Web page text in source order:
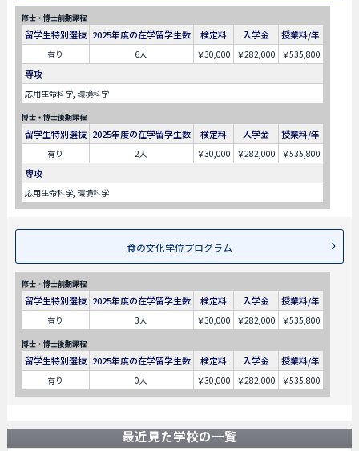
修士・博士前期課程
留学生特別選抜 2025年度の在学留学生数 検定料 入学金 授業料/年
有り 6人 ￥30,000 ￥282,000 ￥535,800
専攻
応用生命科学, 環境科学
博士・博士後期課程
留学生特別選抜 2025年度の在学留学生数 検定料 入学金 授業料/年
有り 2人 ￥30,000 ￥282,000 ￥535,800
専攻
応用生命科学, 環境科学
食の文化学位プログラム
修士・博士前期課程
留学生特別選抜 2025年度の在学留学生数 検定料 入学金 授業料/年
有り 3人 ￥30,000 ￥282,000 ￥535,800
博士・博士後期課程
留学生特別選抜 2025年度の在学留学生数 検定料 入学金 授業料/年
有り 0人 ￥30,000 ￥282,000 ￥535,800
最近見た学校の一覧